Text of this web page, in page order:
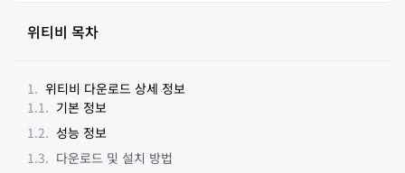
위티비 목차
위티비 다운로드 상세 정보
기본 정보
성능 정보
다운로드 및 설치 방법